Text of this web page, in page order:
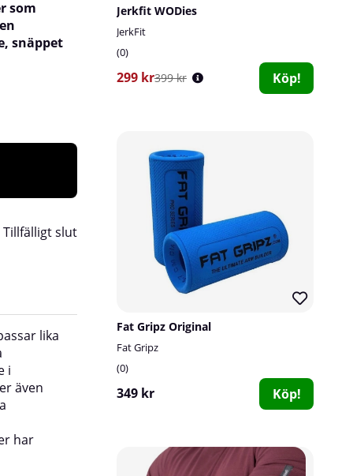
som
snäppet
Tillfälligt slut
Jerkfit WODies
JerkFit
0
299 kr399 kr Köp!
Fat Gripz Original
Fat Gripz
0
349 kr Köp!
lika
i
även
har
för att få väldoftande skor på morgonen.
Material:
Håller ca 6 månader. Påsarna